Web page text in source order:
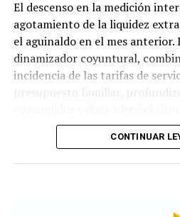
El descenso en la medición
agotamiento de la liquidez
el aguinaldo en el mes anterior.
dinamizador coyuntural,
incidencia de las tarifas de
presupuesto familiar,
actividad.
CONTINUAR